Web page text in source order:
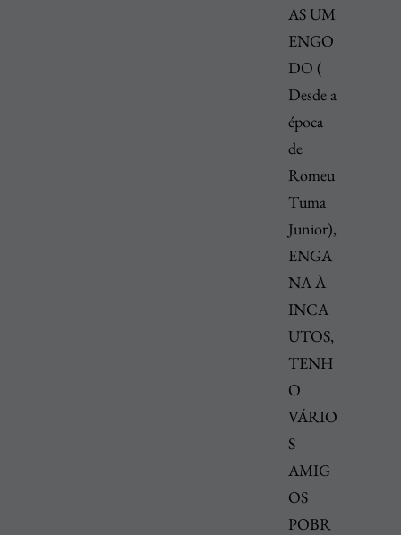
AS UM
ENGO
DO (
Desde a
época
de
Romeu
Tuma
Junior),
ENGA
NA À
INCA
UTOS,
TENH
O
VÁRIO
S
AMIG
OS
POBR